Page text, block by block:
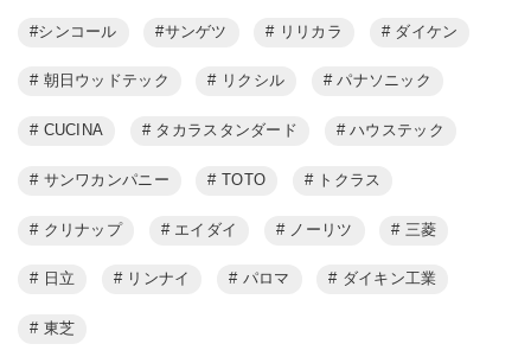
シンコール サンゲツ リリカラ ダイケン
朝日ウッドテック リクシル パナソニック
CUCINA タカラスタンダード ハウステック
サンワカンパニー TOTO トクラス
クリナップ エイダイ ノーリツ 三菱
日立 リンナイ パロマ ダイキン工業
東芝